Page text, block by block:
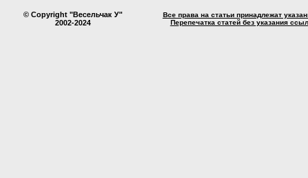
© Copyright "Весельчак У"
2002-2024
Все права на статьи принадлежат
Перепечатка статей без указания